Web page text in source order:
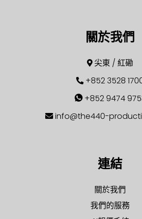
關於我們
尖東 / 紅磡
+852 3528
+852 9474
info@the440-
連結
關於我們
我們的服務